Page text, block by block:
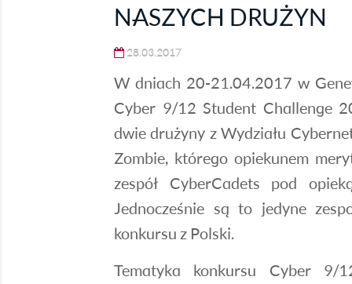
NASZYCH DRUŻYN
28.03.2017
W dniach 20-21.04.2017 w
Cyber 9/12 Student Challenge
dwie drużyny z Wydziału
Zombie, którego opiekunem
zespół CyberCadets pod
Jednocześnie są to jedyne
konkursu z Polski.
Tematyka konkursu Cyber 9/